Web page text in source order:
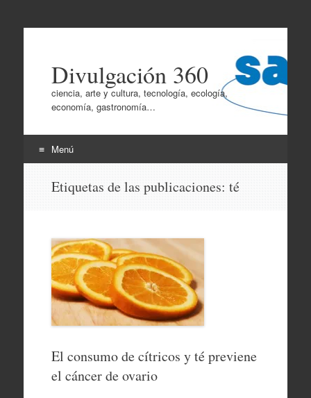
Divulgación 360
ciencia, arte y cultura, tecnología, ecología,
economía, gastronomía…
Menú
Etiquetas de las publicaciones: té
El consumo de cítricos y té previene
el cáncer de ovario